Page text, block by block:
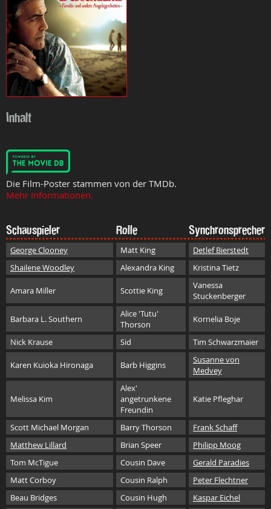
Inhalt
Die Film-Poster stammen von der TMDb.
Mehr Informationen.
Schauspieler Rolle Synchronsprecher
George Clooney Matt King
Detlef Bierstedt
Shailene Woodley
Alexandra King Kristina Tietz
Amara Miller Scottie King
Vanessa
Stuckenberger
Barbara L. Southern
Alice 'Tutu'
Thorson
Kornelia Boje
Nick Krause Sid Tim Schwarzmaier
Karen Kuioka Hironaga Barb Higgins
Susanne von
Medvey
Melissa Kim
Alex'
angetrunkene
Freundin
Katie Pfleghar
Scott Michael Morgan Barry Thorson
Frank Schaff
Matthew Lillard
Brian Speer
Philipp Moog
Tom McTigue
Cousin Dave
Gerald Paradies
Matt Corboy
Cousin Ralph
Peter Flechtner
Beau Bridges
Cousin Hugh
Kaspar Eichel